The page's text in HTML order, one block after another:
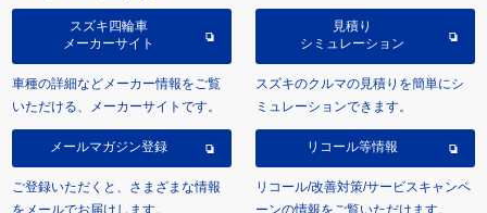
スズキ四輪車
メーカーサイト
車種の詳細などメーカー情報をご覧
いただける、メーカーサイトです。
見積り
シミュレーション
スズキのクルマの見積りを簡単にシ
ミュレーションできます。
メールマガジン登録
ご登録いただくと、さまざまな情報
リコール等情報
リコール/改善対策/サービスキャンペ